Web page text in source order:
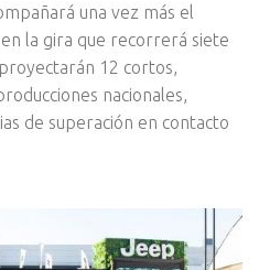
una vez más el
la gira que recorrerá siete
12 cortos,
nacionales,
de superación en contacto